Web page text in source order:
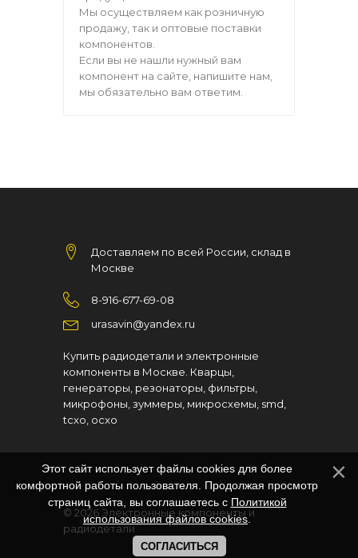
Мы осуществляем как розничную
продажу, так и оптовые поставки
компонентов.
Если вы не нашли нужный вам
компонент на сайте, напишите нам,
мы обязательно вам ответим.
Доставляем по всей России, склад в
Москве
8-916-677-69-08
urasavin@yandex.ru
Купить радиодетали и электронные
компоненты в Москве. Кварцы,
генераторы, резонаторы, фильтры,
микрофоны, зуммеры, микросхемы, smd,
tcxo, ocxo
© 2026Электронные компоненты и
радиодетали
Этот сайт использует файлы cookies для более
комфортной работы пользователя. Продолжая просмотр
страниц сайта, вы соглашаетесь с Политикой
использования файлов cookies.
СОГЛАСИТЬСЯ